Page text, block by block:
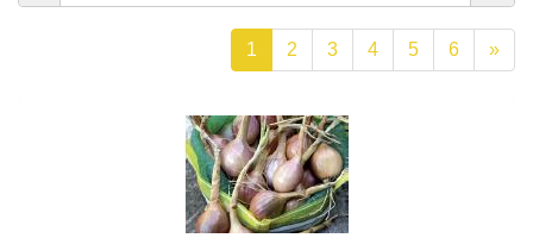
1 2 3 4 5 6 »